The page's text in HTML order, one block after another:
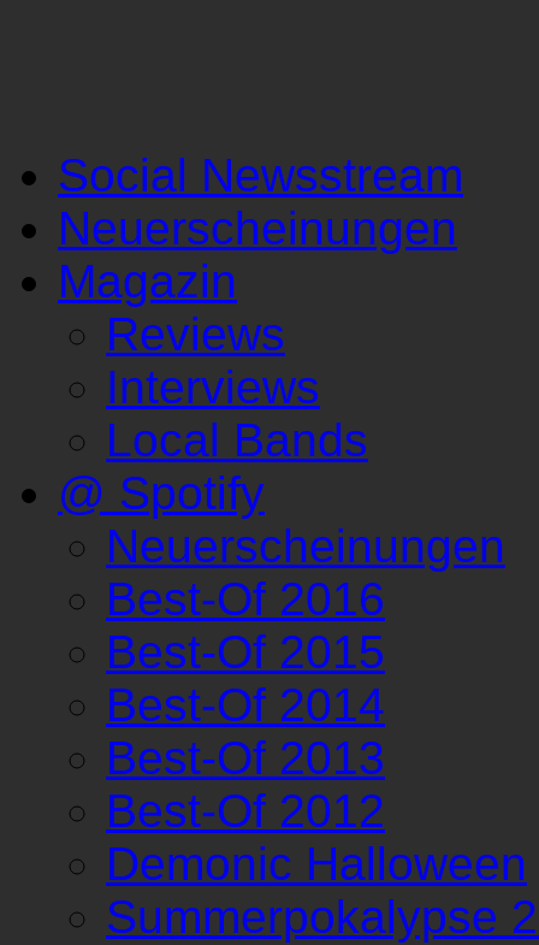
Social Newsstream
Neuerscheinungen
Magazin
Reviews
Interviews
Local Bands
@ Spotify
Neuerscheinungen
Best-Of 2016
Best-Of 2015
Best-Of 2014
Best-Of 2013
Best-Of 2012
Demonic Halloween
Summerpokalypse